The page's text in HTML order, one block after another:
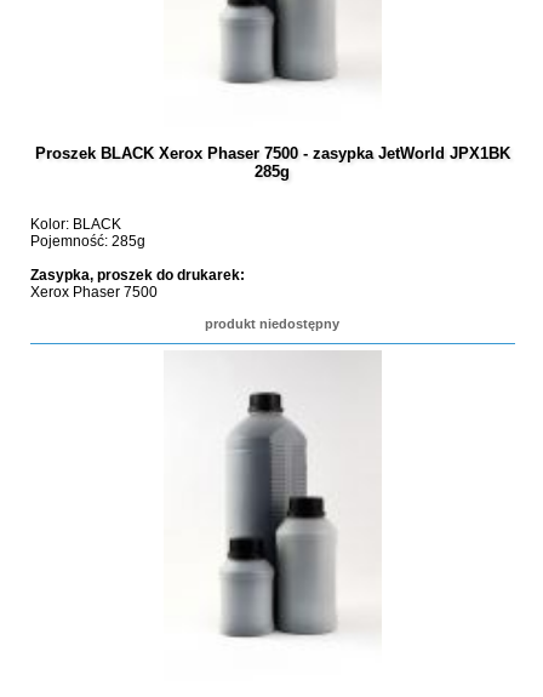
Proszek BLACK Xerox Phaser 7500 - zasypka JetWorld JPX1BK
285g
Kolor: BLACK
Pojemność: 285g
Zasypka, proszek do drukarek:
Xerox Phaser 7500
produkt niedostępny